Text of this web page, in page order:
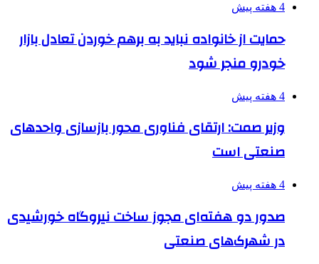
4 هفته پیش
حمایت از خانواده نباید به برهم خوردن تعادل بازار
خودرو منجر شود
4 هفته پیش
وزیر صمت: ارتقای فناوری محور بازسازی واحدهای
صنعتی است
4 هفته پیش
صدور دو هفته‌ای مجوز ساخت نیروگاه خورشیدی
در شهرک‌های صنعتی